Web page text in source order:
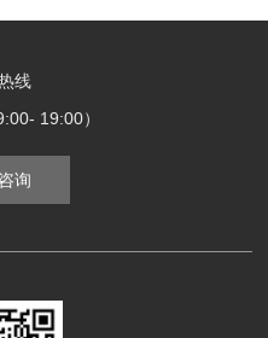
线
19:00）
询